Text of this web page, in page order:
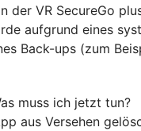
der VR SecureGo
aufgrund eines
Back-ups (zum
muss ich jetzt tun?
aus Versehen